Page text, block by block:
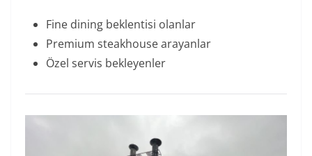
Fine dining beklentisi olanlar
Premium steakhouse arayanlar
Özel servis bekleyenler